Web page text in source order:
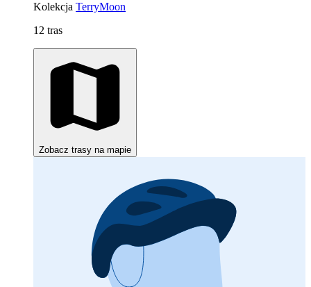
Kolekcja TerryMoon
12 tras
Zobacz trasy na mapie